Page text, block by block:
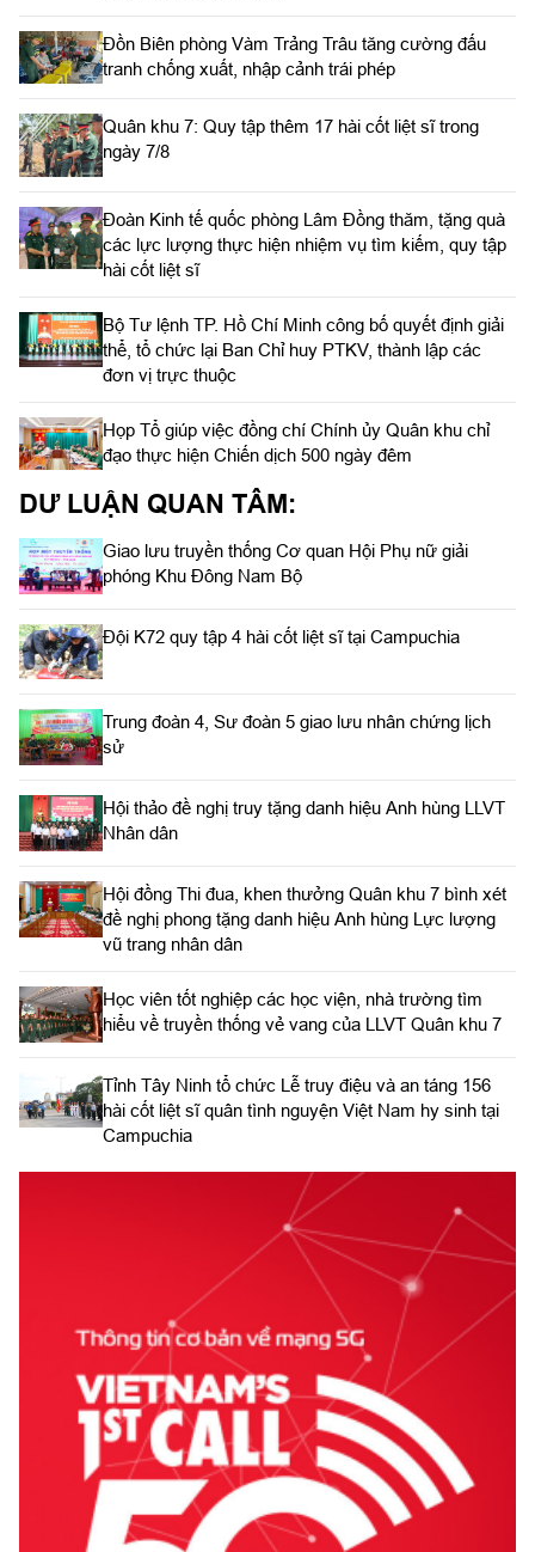
Đồn Biên phòng Vàm Trảng Trâu tăng cường đấu
tranh chống xuất, nhập cảnh trái phép
Quân khu 7: Quy tập thêm 17 hài cốt liệt sĩ trong
ngày 7/8
Đoàn Kinh tế quốc phòng Lâm Đồng thăm, tặng quà
các lực lượng thực hiện nhiệm vụ tìm kiếm, quy tập
hài cốt liệt sĩ
Bộ Tư lệnh TP. Hồ Chí Minh công bố quyết định giải
thể, tổ chức lại Ban Chỉ huy PTKV, thành lập các
đơn vị trực thuộc
Họp Tổ giúp việc đồng chí Chính ủy Quân khu chỉ
đạo thực hiện Chiến dịch 500 ngày đêm
DƯ LUẬN QUAN TÂM:
Giao lưu truyền thống Cơ quan Hội Phụ nữ giải
phóng Khu Đông Nam Bộ
Đội K72 quy tập 4 hài cốt liệt sĩ tại Campuchia
Trung đoàn 4, Sư đoàn 5 giao lưu nhân chứng lịch
sử
Hội thảo đề nghị truy tặng danh hiệu Anh hùng LLVT
Nhân dân
Hội đồng Thi đua, khen thưởng Quân khu 7 bình xét
đề nghị phong tặng danh hiệu Anh hùng Lực lượng
vũ trang nhân dân
Học viên tốt nghiệp các học viện, nhà trường tìm
hiểu về truyền thống vẻ vang của LLVT Quân khu 7
​Tỉnh Tây Ninh tổ chức Lễ truy điệu và an táng 156
hài cốt liệt sĩ quân tình nguyện Việt Nam hy sinh tại
Campuchia